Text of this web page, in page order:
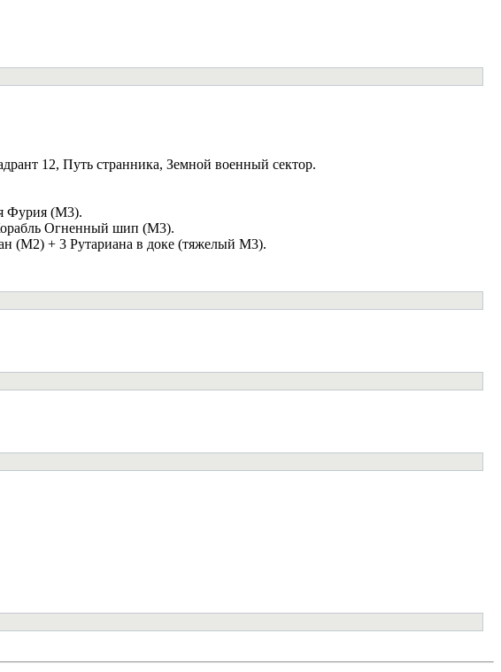
12, Путь странника, Земной военный сектор.
Фурия (М3).
Огненный шип (М3).
(М2) + 3 Рутариана в доке (тяжелый М3).